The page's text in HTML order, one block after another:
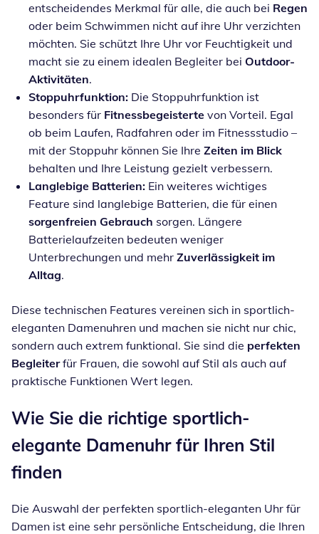
entscheidendes Merkmal für alle, die auch bei Regen
oder beim Schwimmen nicht auf ihre Uhr verzichten
möchten. Sie schützt Ihre Uhr vor Feuchtigkeit und
macht sie zu einem idealen Begleiter bei Outdoor-
Aktivitäten.
Stoppuhrfunktion: Die Stoppuhrfunktion ist
besonders für Fitnessbegeisterte von Vorteil. Egal
ob beim Laufen, Radfahren oder im Fitnessstudio –
mit der Stoppuhr können Sie Ihre Zeiten im Blick
behalten und Ihre Leistung gezielt verbessern.
Langlebige Batterien: Ein weiteres wichtiges
Feature sind langlebige Batterien, die für einen
sorgenfreien Gebrauch sorgen. Längere
Batterielaufzeiten bedeuten weniger
Unterbrechungen und mehr Zuverlässigkeit im
Alltag.
Diese technischen Features vereinen sich in sportlich-
eleganten Damenuhren und machen sie nicht nur chic,
sondern auch extrem funktional. Sie sind die perfekten
Begleiterfür Frauen, die sowohl auf Stil als auch auf
praktische Funktionen Wert legen.
Wie Sie die richtige sportlich-
elegante Damenuhr für Ihren Stil
finden
Die Auswahl der perfekten sportlich-eleganten Uhr für
Damen ist eine sehr persönliche Entscheidung, die Ihren